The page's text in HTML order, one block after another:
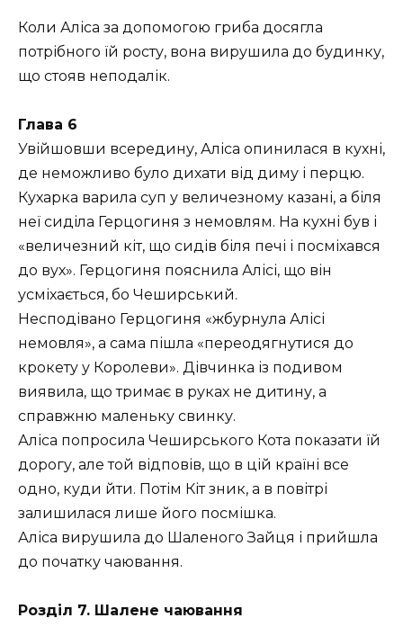
Коли Аліса за допомогою гриба досягла
потрібного їй росту, вона вирушила до будинку,
що стояв неподалік.
Глава 6
Увійшовши всередину, Аліса опинилася в кухні,
де неможливо було дихати від диму і перцю.
Кухарка варила суп у величезному казані, а біля
неї сиділа Герцогиня з немовлям. На кухні був і
«величезний кіт, що сидів біля печі і посміхався
до вух». Герцогиня пояснила Алісі, що він
усміхається, бо Чеширський.
Несподівано Герцогиня «жбурнула Алісі
немовля», а сама пішла «переодягнутися до
крокету у Королеви». Дівчинка із подивом
виявила, що тримає в руках не дитину, а
справжню маленьку свинку.
Аліса попросила Чеширського Кота показати їй
дорогу, але той відповів, що в цій країні все
одно, куди йти. Потім Кіт зник, а в повітрі
залишилася лише його посмішка.
Аліса вирушила до Шаленого Зайця і прийшла
до початку чаювання.
Розділ 7. Шалене чаювання